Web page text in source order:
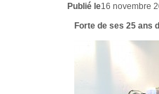
Publié le16 novembre
Forte de ses 25 ans